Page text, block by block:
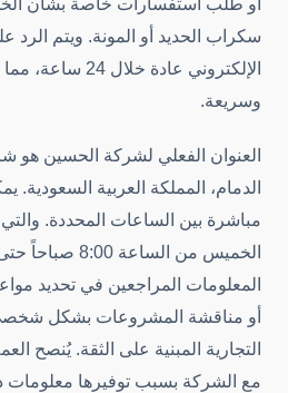
أو طلب استفسارات خاصة بشأن
سكراب الحديد أو المونة. ويتم الرد
الإلكتروني عادة
وسريعة.
العنوان الفعلي لشركة الحسين هو
الدمام، المملكة العربية السعودية.
مباشرة بين الساعات المحددة.
المعلومات المراجعين في تحديد
أو مناقشة المشروعات بشكل
التجارية المبنية على الثقة. يُنصح
مع الشركة بسبب توفيرها معلومات